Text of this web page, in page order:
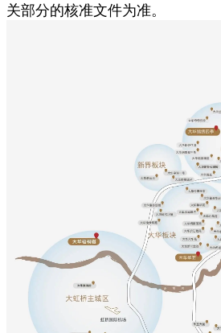
关部分的核准文件为准。